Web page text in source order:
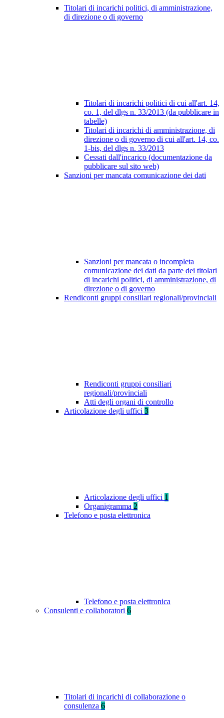
Titolari di incarichi politici, di amministrazione,
di direzione o di governo
Titolari di incarichi politici di cui all'art. 14,
co. 1, del dlgs n. 33/2013 (da pubblicare in
tabelle)
Titolari di incarichi di amministrazione, di
direzione o di governo di cui all'art. 14, co.
1-bis, del dlgs n. 33/2013
Cessati dall'incarico (documentazione da
pubblicare sul sito web)
Sanzioni per mancata comunicazione dei dati
Sanzioni per mancata o incompleta
comunicazione dei dati da parte dei titolari
di incarichi politici, di amministrazione, di
direzione o di governo
Rendiconti gruppi consiliari regionali/provinciali
Rendiconti gruppi consiliari
regionali/provinciali
Atti degli organi di controllo
Articolazione degli uffici 3
Articolazione degli uffici 1
Organigramma 2
Telefono e posta elettronica
Telefono e posta elettronica
Consulenti e collaboratori 6
Titolari di incarichi di collaborazione o
consulenza 6